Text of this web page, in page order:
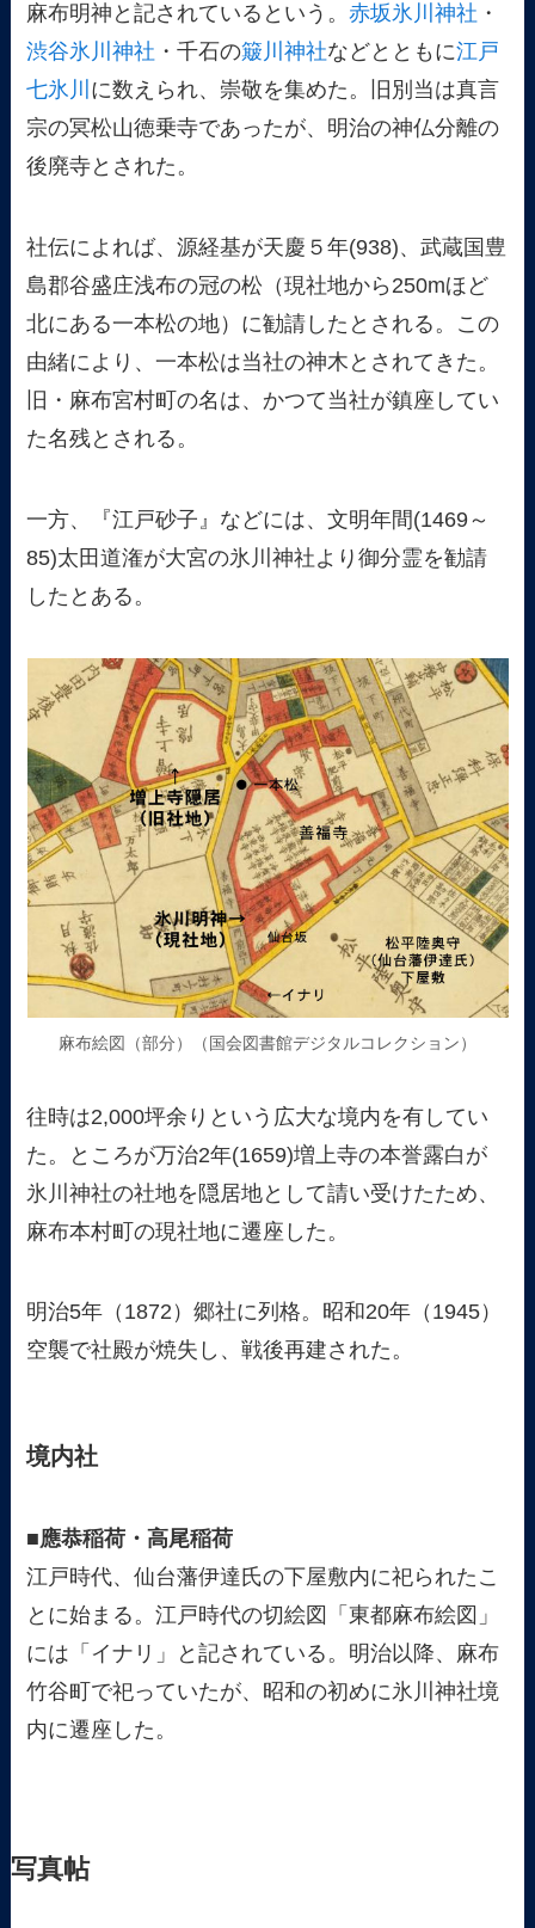
麻布明神と記されているという。赤坂氷川神社 ・
渋谷氷川神社 ・千石の簸川神社などとともに江戸
七氷川 に数えられ、崇敬を集めた。旧別当は真言
宗の冥松山徳乗寺であったが、明治の神仏分離の
後廃寺とされた。
社伝によれば、源経基が天慶５年(938)、武蔵国豊
島郡谷盛庄浅布の冠の松（現社地から250mほど
北にある一本松の地）に勧請したとされる。この
由緒により、一本松は当社の神木とされてきた。
旧・麻布宮村町の名は、かつて当社が鎮座してい
た名残とされる。
一方、『江戸砂子』などには、文明年間(1469～
85)太田道潅が大宮の氷川神社より御分霊を勧請
したとある。
麻布絵図（部分）（国会図書館デジタルコレクション）
往時は2,000坪余りという広大な境内を有してい
た。ところが万治2年(1659)増上寺の本誉露白が
氷川神社の社地を隠居地として請い受けたため、
麻布本村町の現社地に遷座した。
明治5年（1872）郷社に列格。昭和20年（1945）
空襲で社殿が焼失し、戦後再建された。
境内社
■應恭稲荷・高尾稲荷
江戸時代、仙台藩伊達氏の下屋敷内に祀られたこ
とに始まる。江戸時代の切絵図「東都麻布絵図」
には「イナリ」と記されている。明治以降、麻布
竹谷町で祀っていたが、昭和の初めに氷川神社境
内に遷座した。
写真帖